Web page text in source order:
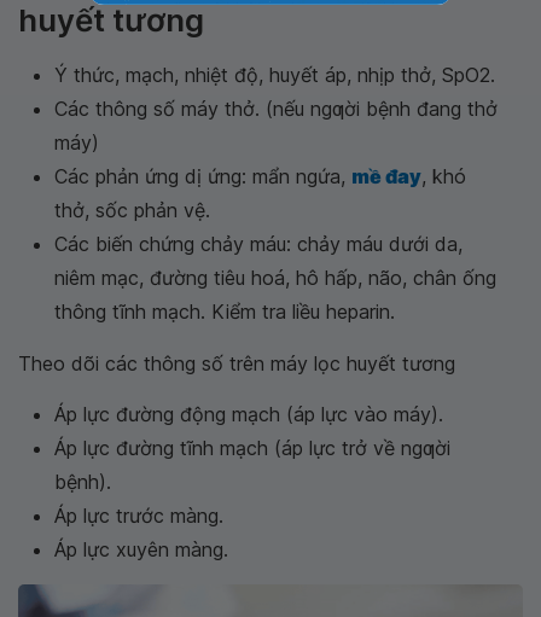
huyết tương
Ý thức, mạch, nhiệt độ, huyết áp, nhịp thở, SpO2.
Các thông số máy thở. (nếu ngƣời bệnh đang thở
máy)
Các phản ứng dị ứng: mẩn ngứa, mề đay, khó
thở, sốc phản vệ.
Các biến chứng chảy máu: chảy máu dưới da,
niêm mạc, đường tiêu hoá, hô hấp, não, chân ống
thông tĩnh mạch. Kiểm tra liều heparin.
Theo dõi các thông số trên máy lọc huyết tương
Áp lực đường động mạch (áp lực vào máy).
Áp lực đường tĩnh mạch (áp lực trở về ngƣời
bệnh).
Áp lực trước màng.
Áp lực xuyên màng.